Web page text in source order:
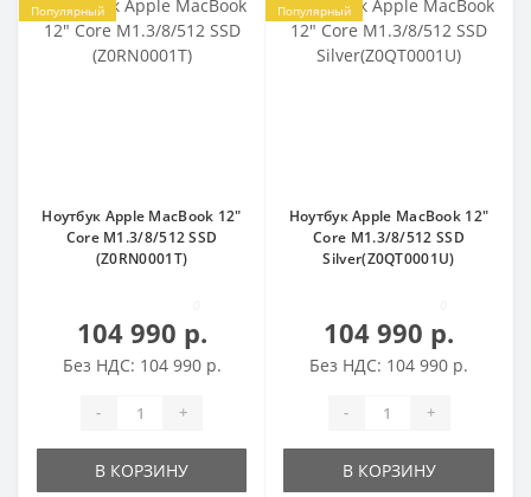
Популярный
Ноутбук Apple MacBook 12"
Core M1.3/8/512 SSD
(Z0RN0001T)
104 990 р.
Без НДС: 104 990 р.
- +
В КОРЗИНУ
Популярный
Ноутбук Apple MacBook 12"
Core M1.3/8/512 SSD
Silver(Z0QT0001U)
104 990 р.
Без НДС: 104 990 р.
- +
В КОРЗИНУ